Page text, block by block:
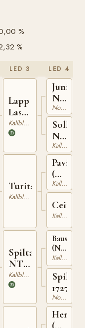
%
%
LED 3
Lapp
Lasse
NT
79
Kallblodig Travare
Turita
Kallblodig Travare
Spiltagutt
NT
49 Kallblodig Travare
LED 4
Junius
NT
24Nordsvensk Brukshäst
NT
147Kallblodig Travare
Pavin
(NO)
NT
1
Kallblodig Travare
Ceirita
Kallblodig Travare
Bausgutt
(NO)
N
1866
Kallblodig Travare
Spilta
17272
Nordsvensk Brukshäst